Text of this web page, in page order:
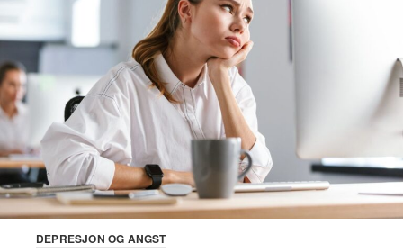
DEPRESJON OG ANGST